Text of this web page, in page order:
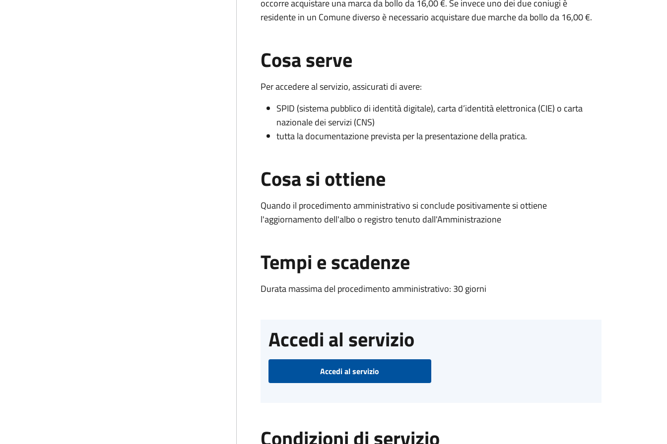
occorre acquistare una marca da bollo da 16,00 €. Se invece uno dei due coniugi è
residente in un Comune diverso è necessario acquistare due marche da bollo da 16,00 €.
Cosa serve
Per accedere al servizio, assicurati di avere:
SPID (sistema pubblico di identità digitale), carta d’identità elettronica (CIE) o carta
nazionale dei servizi (CNS)
tutta la documentazione prevista per la presentazione della pratica.
Cosa si ottiene
Quando il procedimento amministrativo si conclude positivamente si ottiene
l'aggiornamento dell'albo o registro tenuto dall'Amministrazione
Tempi e scadenze
Durata massima del procedimento amministrativo: 30 giorni
Accedi al servizio
Accedi al servizio